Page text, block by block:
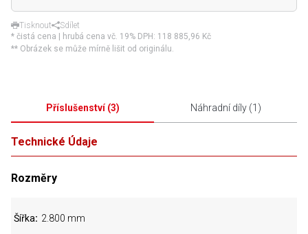
Tisknout
Sdílet
* čistá cena | hrubá cena vč. 19% DPH: 118 885,96 Kč
** Obrázek se může mírně lišit od originálu.
Příslušenství(3) Náhradní díly(1 )
Technické Údaje
Rozměry
Šířka 2.800 mm